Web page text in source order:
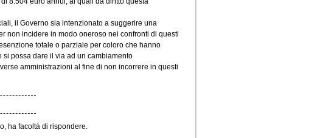
il Governo sia intenzionato a suggerire una
non incidere in modo oneroso nei confronti di questi
totale o parziale per coloro che hanno
possa dare il via ad un cambiamento
amministrazioni al fine di non incorrere in questi
ha facoltà di rispondere.